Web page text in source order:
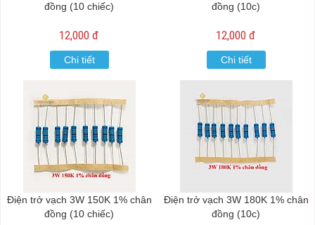
đồng (10 chiếc)
12,000 đ
Chi tiết
đồng (10c)
12,000 đ
Chi tiết
Điện trở vạch 3W 150K 1% chân
đồng (10 chiếc)
Điện trở vạch 3W 180K 1% chân
đồng (10c)